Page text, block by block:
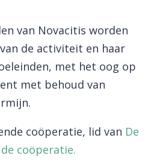
van Novacitis worden
de activiteit en haar
met het oog op
met behoud van
coöperatie, lid van De
coöperatie.